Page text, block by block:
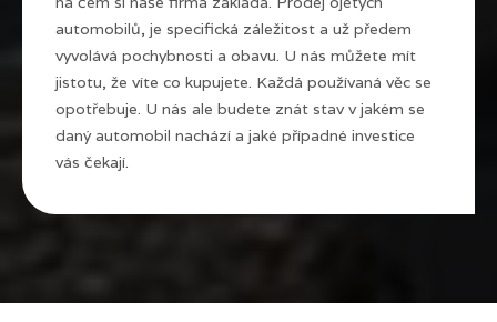
automobilů, je specifická záležitost a už předem
vyvolává pochybnosti a obavu. U nás můžete mít
jistotu, že víte co kupujete. Každá používaná věc se
opotřebuje. U nás ale budete znát stav v jakém se
daný automobil nachází a jaké případné investice
vás čekají.